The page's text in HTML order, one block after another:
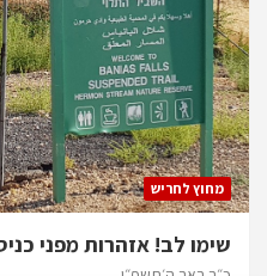
מחוץ לחריש
שימו לב! אזהרות מפני